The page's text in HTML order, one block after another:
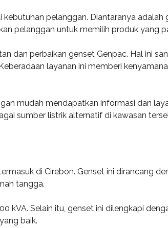
pelanggan. Diantaranya
pelanggan untuk memilih produk yang
dan perbaikan genset Genpac. Hal ini
layanan ini memberi
mudah mendapatkan informasi dan
sumber listrik alternatif di kawasan
di Cirebon. Genset ini dirancang
tangga.
kVA. Selain itu, genset ini dilengkapi
baik.